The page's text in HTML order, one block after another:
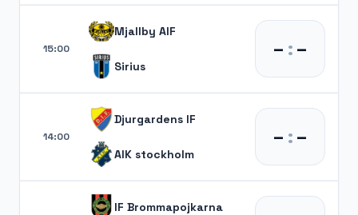
15:00
Mjallby AIF
Sirius
– :–
14:00
Djurgardens IF
AIK stockholm
– :–
IF Brommapojkarna